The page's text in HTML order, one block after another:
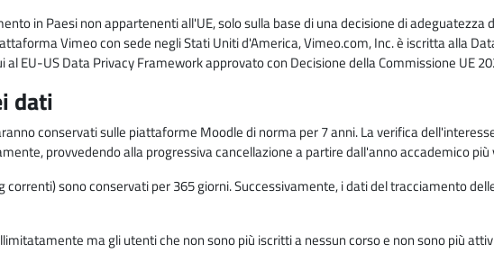
in Paesi non appartenenti all'UE, solo sulla base di una decisione di
Vimeo con sede negli Stati Uniti d'America, Vimeo.com, Inc. è iscritta alla
EU-US Data Privacy Framework approvato con Decisione della Commissione UE
dati
conservati sulle piattaforme Moodle di norma per 7 anni. La verifica
provvedendo alla progressiva cancellazione a partire dall'anno accademico più
sono conservati per 365 giorni. Successivamente, i dati del tracciamento
ma gli utenti che non sono più iscritti a nessun corso e non sono più